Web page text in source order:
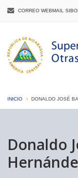
CORREO WEBMAIL
INICIO DONALDO JOSÉ
Donaldo